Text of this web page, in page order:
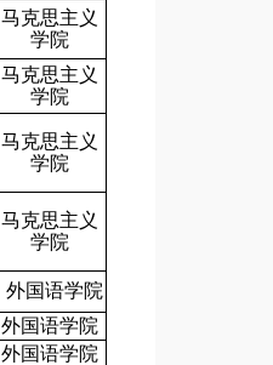
马克思主义
学院
马克思主义
学院
马克思主义
学院
马克思主义
学院
外国语学院
外国语学院
外国语学院